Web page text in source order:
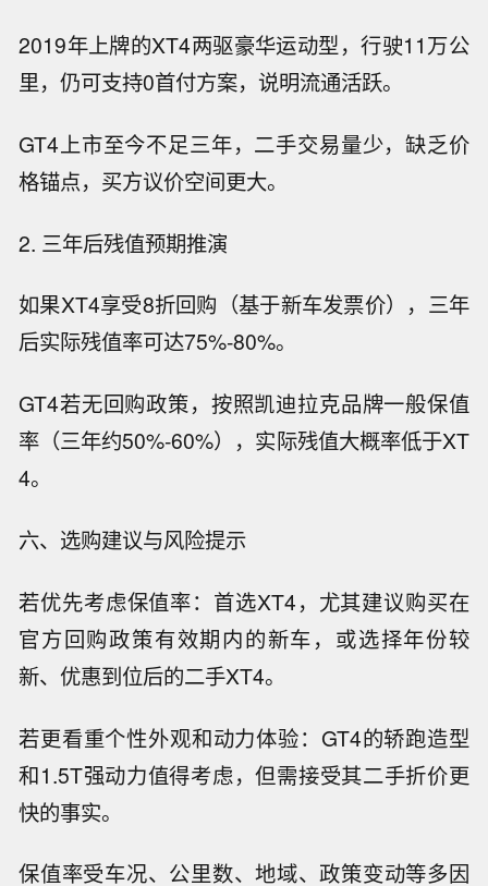
2019年上牌的XT4两驱豪华运动型，行驶11万公
里，仍可支持0首付方案，说明流通活跃。
GT4上市至今不足三年，二手交易量少，缺乏价
格锚点，买方议价空间更大。
2. 三年后残值预期推演
如果XT4享受8折回购（基于新车发票价），三年
后实际残值率可达75%-80%。
GT4若无回购政策，按照凯迪拉克品牌一般保值
率（三年约50%-60%），实际残值大概率低于XT
4。
六、选购建议与风险提示
若优先考虑保值率：首选XT4，尤其建议购买在
官方回购政策有效期内的新车，或选择年份较
新、优惠到位后的二手XT4。
若更看重个性外观和动力体验：GT4的轿跑造型
和1.5T强动力值得考虑，但需接受其二手折价更
快的事实。
保值率受车况、公里数、地域、政策变动等多因